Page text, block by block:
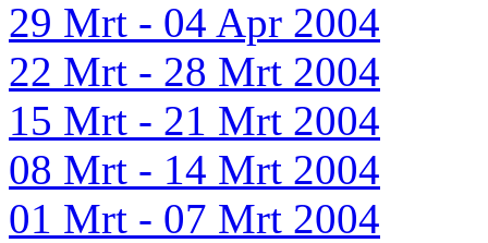
29 Mrt - 04 Apr 2004
22 Mrt - 28 Mrt 2004
15 Mrt - 21 Mrt 2004
08 Mrt - 14 Mrt 2004
01 Mrt - 07 Mrt 2004